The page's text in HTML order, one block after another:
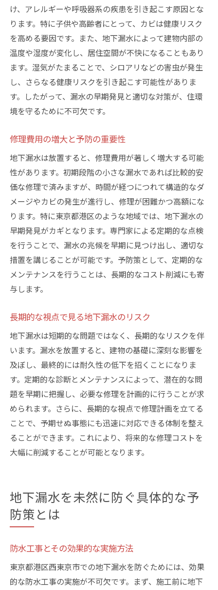
け、アレルギーや呼吸器系の疾患を引き起こす原因とな
ります。特に子供や高齢者にとって、カビは健康リスク
を高める要因です。また、地下漏水によって建物内部の
温度や湿度が変化し、居住空間が不快になることもあり
ます。湿気がたまることで、シロアリなどの害虫が発生
し、さらなる健康リスクを引き起こす可能性がありま
す。したがって、漏水の早期発見と適切な対策が、住環
境を守るために不可欠です。
修理費用の増大と予防の重要性
地下漏水は放置すると、修理費用が著しく増大する可能
性があります。初期段階の小さな漏水であれば比較的安
価な修理で済みますが、時間が経つにつれて構造的なダ
メージやカビの発生が進行し、修理が困難かつ高額にな
ります。特に東京都港区のような地域では、地下漏水の
早期発見がカギとなります。専門家による定期的な点検
を行うことで、漏水の兆候を早期に見つけ出し、適切な
措置を講じることが可能です。予防策として、定期的な
メンテナンスを行うことは、長期的なコスト削減にも寄
与します。
長期的な視点で見る地下漏水のリスク
地下漏水は短期的な問題ではなく、長期的なリスクを伴
います。漏水を放置すると、建物の基礎に深刻な影響を
及ぼし、最終的には耐久性の低下を招くことになりま
す。定期的な診断とメンテナンスによって、潜在的な問
題を早期に把握し、必要な修理を計画的に行うことが求
められます。さらに、長期的な視点で修理計画を立てる
ことで、予期せぬ事態にも迅速に対応できる体制を整え
ることができます。これにより、将来的な修理コストを
大幅に削減することが可能となります。
地下漏水を未然に防ぐ具体的な予
防策とは
防水工事とその効果的な実施方法
東京都港区西東京市での地下漏水を防ぐためには、効果
的な防水工事の実施が不可欠です。まず、施工前に地下